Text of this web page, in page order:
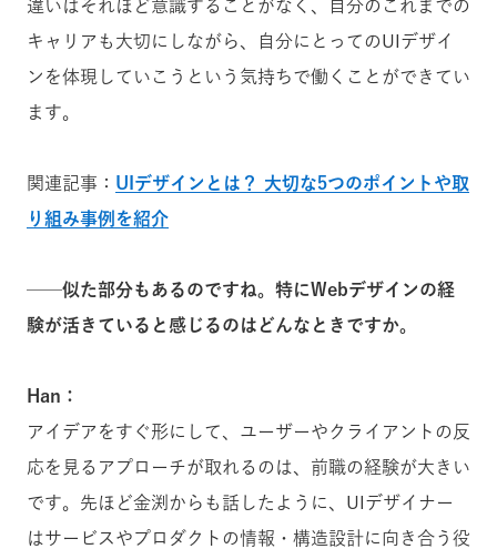
違いはそれほど意識することがなく、自分のこれまでの
キャリアも大切にしながら、自分にとってのUIデザイ
ンを体現していこうという気持ちで働くことができてい
ます。
関連記事： UIデザインとは？ 大切な5つのポイントや取
り組み事例を紹介
──似た部分もあるのですね。特にWebデザインの経
験が活きていると感じるのはどんなときですか。
Han：
アイデアをすぐ形にして、ユーザーやクライアントの反
応を見るアプローチが取れるのは、前職の経験が大きい
です。先ほど金渕からも話したように、UIデザイナー
はサービスやプロダクトの情報・構造設計に向き合う役